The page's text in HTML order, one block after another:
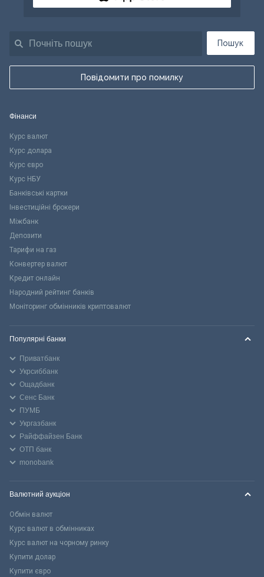
Пошук
Повідомити про помилку
Фінанси
Курс валют
Курс долара
Курс євро
Курс НБУ
Банківські картки
Інвестиційні брокери
Міжбанк
Депозити
Тарифи на газ
Конвертер валют
Кредит онлайн
Народний рейтинг банків
Моніторинг обмінників криптовалют
Популярні банки
Приватбанк
Укрсиббанк
Ощадбанк
Сенс Банк
ПУМБ
Укргазбанк
Райффайзен Банк
ОТП банк
monobank
Валютний аукціон
Обмін валют
Курс валют в обмінниках
Курс валют на чорному ринку
Купити долар
Купити євро